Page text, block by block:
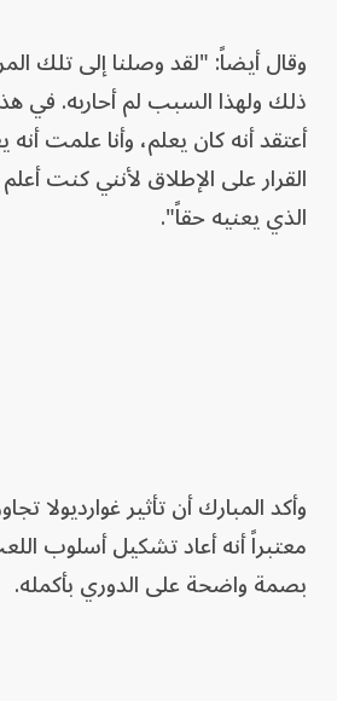
وقال أيضاً: "لقد وصلنا إلى تلك
ذلك ولهذا السبب لم أحاربه. في
أعتقد أنه كان يعلم، وأنا علمت
القرار على الإطلاق لأنني كنت
الذي يعنيه حقاً".
وأكد المبارك أن تأثير غوارديولا
معتبراً أنه أعاد تشكيل أسلوب
بصمة واضحة على الدوري بأكمله.